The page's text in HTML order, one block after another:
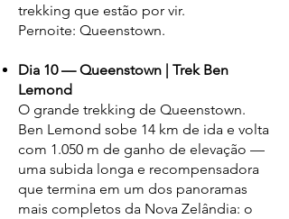
trekking que estão por vir.
Pernoite: Queenstown.
Dia 10 — Queenstown | Trek Ben
Lemond
O grande trekking de Queenstown.
Ben Lemond sobe 14 km de ida e volta
com 1.050 m de ganho de elevação —
uma subida longa e recompensadora
que termina em um dos panoramas
mais completos da Nova Zelândia: o